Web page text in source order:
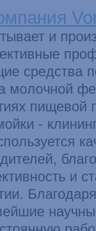
и
средства
молочной
-
и